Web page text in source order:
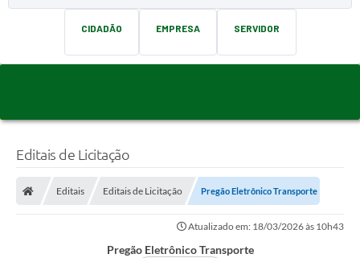
CIDADÃO EMPRESA SERVIDOR
Editais de Licitação
Editais Editais de Licitação Pregão Eletrônico Transporte
Atualizado em: 18/03/2026 às 10h43
Pregão Eletrônico Transporte